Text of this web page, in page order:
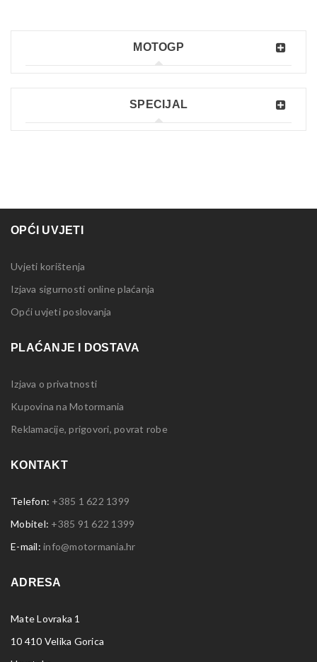
MOTOGP
SPECIJAL
OPĆI UVJETI
Uvjeti korištenja
Izjava sigurnosti online plaćanja
Opći uvjeti poslovanja
PLAĆANJE I DOSTAVA
Izjava o privatnosti
Kupovina na Motormania
Reklamacije, prigovori, povrat robe
KONTAKT
Telefon: +385 1 622 1399
Mobitel: +385 91 622 1399
E-mail: info@motormania.hr
ADRESA
Mate Lovraka 1
10 410 Velika Gorica